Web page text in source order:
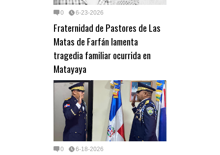
0 6-23-2026
Fraternidad de Pastores de Las
Matas de Farfán lamenta
tragedia familiar ocurrida en
Matayaya
0 6-18-2026